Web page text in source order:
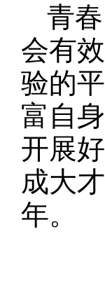
青
会有
验的
富自
开展
成大
年。